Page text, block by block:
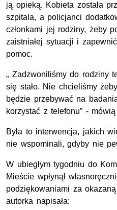
ją opieką. Kobieta została
szpitala, a policjanci
członkami jej rodziny, żeby
zaistniałej sytuacji i
pomoc.
„ Zadzwoniliśmy do rodziny
się stało. Nie chcieliśmy
będzie przebywać na
korzystać z telefonu” -
Była to interwencja, jakich
nie wspominali, gdyby nie
W ubiegłym tygodniu do
Mieście wpłynął
podziękowaniami za
autorka napisała: